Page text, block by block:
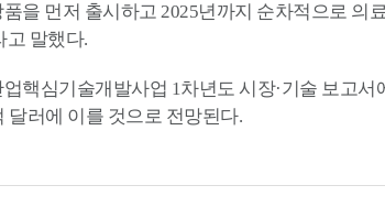
을 먼저 출시하고 2025년까지 순차적으로 의
고 말했다.
핵심기술개발사업 1차년도 시장·기술 보고
달러에 이를 것으로 전망된다.